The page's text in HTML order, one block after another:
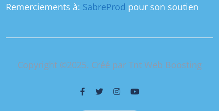
Remerciements à: SabreProd pour son soutien
Copyright ©2025. Créé par Tnt Web Boosting